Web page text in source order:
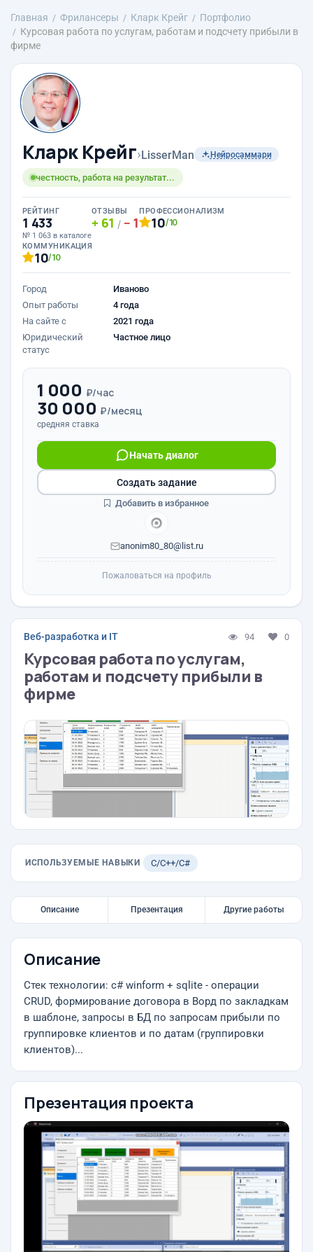
Главная Фрилансеры Кларк Крейг
Портфолио
Курсовая работа по услугам, работам и подсчету прибыли в
фирме
Кларк Крейг›LisserMan Нейросаммари
честность, работа на результат...
РЕЙТИНГ
1 433
№ 1 063 в каталоге
ОТЗЫВЫ
61 / 1
ПРОФЕССИОНАЛИЗМ
10/10
КОММУНИКАЦИЯ
10/10
Город
Иваново
Опыт работы
4 года
На сайте с
2021 года
Юридический
статус
Частное лицо
1 000 ₽/час
30 000 ₽/месяц
средняя ставка
Начать диалог
anonim80_80@list.ru
Создать задание
Добавить в избранное
Пожаловаться на профиль
Веб-разработка и IT 94 0
Курсовая работа по услугам,
работам и подсчету прибыли в
фирме
ИСПОЛЬЗУЕМЫЕ НАВЫКИ C/C++/C#
Описание Презентация Другие работы
Описание
Стек технологии: c# winform + sqlite - операции
CRUD, формирование договора в Ворд по закладкам
в шаблоне, запросы в БД по запросам прибыли по
группировке клиентов и по датам (группировки
клиентов)...
Презентация проекта